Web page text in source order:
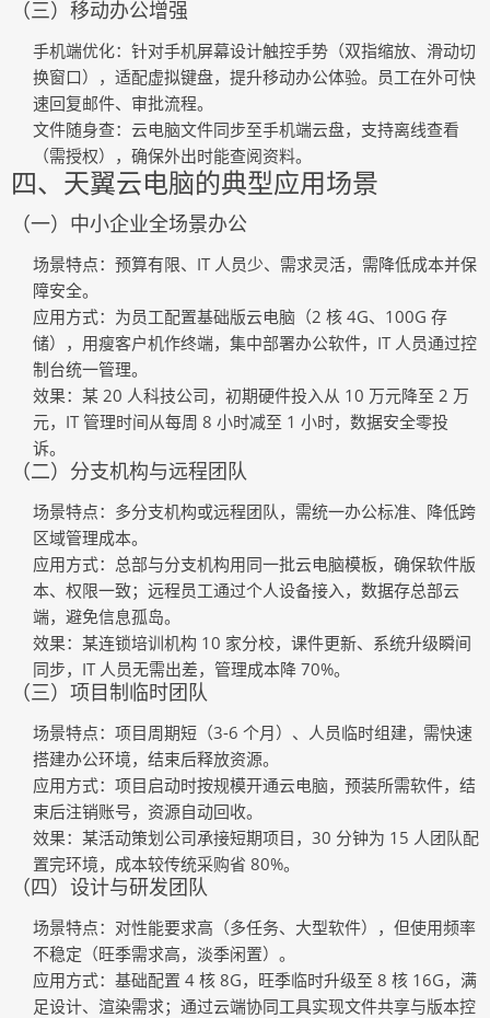
（三）移动办公增强
手机端优化：针对手机屏幕设计触控手势（双指缩放、滑动切
换窗口），适配虚拟键盘，提升移动办公体验。员工在外可快
速回复邮件、审批流程。
文件随身查：云电脑文件同步至手机端云盘，支持离线查看
（需授权），确保外出时能查阅资料。
四、天翼云电脑的典型应用场景
（一）中小企业全场景办公
场景特点：预算有限、IT 人员少、需求灵活，需降低成本并保
障安全。
应用方式：为员工配置基础版云电脑（2 核 4G、100G 存
储），用瘦客户机作终端，集中部署办公软件，IT 人员通过控
制台统一管理。
效果：某 20 人科技公司，初期硬件投入从 10 万元降至 2 万
元，IT 管理时间从每周 8 小时减至 1 小时，数据安全零投
诉。
（二）分支机构与远程团队
场景特点：多分支机构或远程团队，需统一办公标准、降低跨
区域管理成本。
应用方式：总部与分支机构用同一批云电脑模板，确保软件版
本、权限一致；远程员工通过个人设备接入，数据存总部云
端，避免信息孤岛。
效果：某连锁培训机构 10 家分校，课件更新、系统升级瞬间
同步，IT 人员无需出差，管理成本降 70%。
（三）项目制临时团队
场景特点：项目周期短（3-6 个月）、人员临时组建，需快速
搭建办公环境，结束后释放资源。
应用方式：项目启动时按规模开通云电脑，预装所需软件，结
束后注销账号，资源自动回收。
效果：某活动策划公司承接短期项目，30 分钟为 15 人团队配
置完环境，成本较传统采购省 80%。
（四）设计与研发团队
场景特点：对性能要求高（多任务、大型软件），但使用频率
不稳定（旺季需求高，淡季闲置）。
应用方式：基础配置 4 核 8G，旺季临时升级至 8 核 16G，满
足设计、渲染需求；通过云端协同工具实现文件共享与版本控